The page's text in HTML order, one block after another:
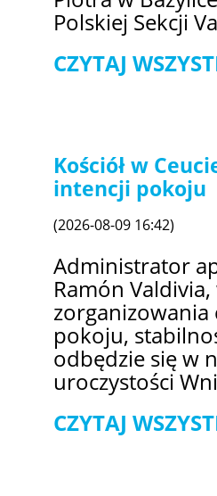
Polskiej Sekcji
CZYTAJ
Kościół w
intencji pokoju
(2026-08-09 16:42)
Administrator
Ramón
pokoju,
odbędzie się w
uroczystości
CZYTAJ